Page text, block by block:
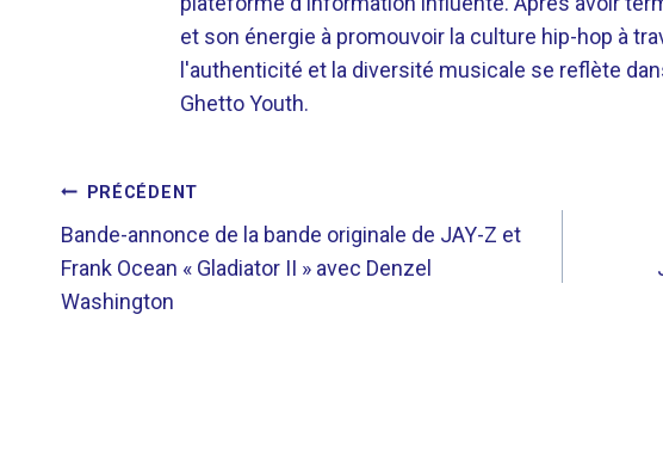
et son énergie à promouvoir la culture hip-hop à
l'authenticité et la diversité musicale se reflète
Ghetto Youth.
NAVIGATION
DE
L’ARTICLE
PRÉCÉDENT
Bande-annonce de la bande originale de JAY-Z et
Frank Ocean « Gladiator II » avec Denzel
Washington